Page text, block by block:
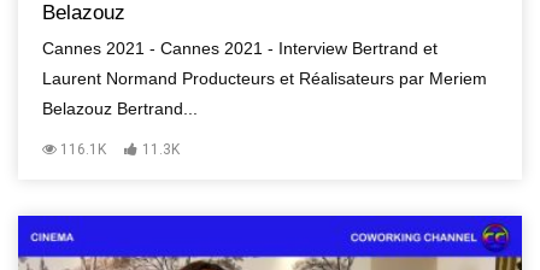
Belazouz
Cannes 2021 - Cannes 2021 - Interview Bertrand et
Laurent Normand Producteurs et Réalisateurs par Meriem
Belazouz Bertrand...
116.1K 11.3K